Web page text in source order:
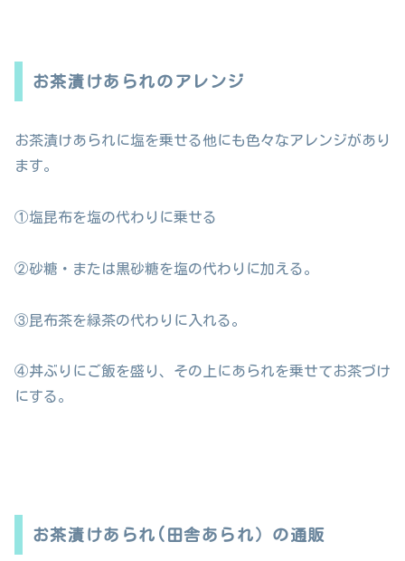
お茶漬けあられのアレンジ
お茶漬けあられに塩を乗せる他にも色々なアレンジがあり
ます。
①塩昆布を塩の代わりに乗せる
②砂糖・または黒砂糖を塩の代わりに加える。
③昆布茶を緑茶の代わりに入れる。
④丼ぶりにご飯を盛り、その上にあられを乗せてお茶づけ
にする。
お茶漬けあられ(田舎あられ）の通販